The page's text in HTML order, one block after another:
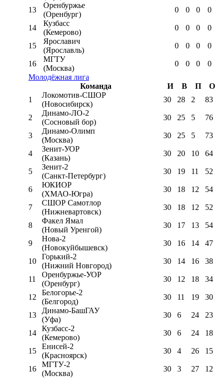
13
Оренбуржье
(Оренбург)
0 0 0 0
14
Кузбасс
(Кемерово)
0 0 0 0
15
Ярославич
(Ярославль)
0 0 0 0
16
МГТУ
(Москва)
0 0 0
0
Молодёжная лига
Команда
И В П
О
1
Локомотив-CШОР
(Новосибирск)
30 28 2 83
2
Динамо-ЛО-2
(Сосновый бор)
30 25 5 76
3
Динамо-Олимп
(Москва)
30 25 5 73
4
Зенит-УОР
(Казань)
30 20 10 64
5
Зенит-2
(Санкт-Петербург)
30 19 11 52
6
ЮКИОР
(ХМАО-Югра)
30 18 12 54
7
СШОР Самотлор
(Нижневартовск)
30 18 12 52
8
Факел Ямал
(Новый Уренгой)
30 17 13 54
9
Нова-2
(Новокуйбышевск)
30 16 14 47
10
Горький-2
(Нижний Новгород)
30 14 16 38
11
Оренбуржье-УОР
(Оренбург)
30 12 18 34
12
Белогорье-2
(Белгород)
30 11 19 30
13
Динамо-БашГАУ
(Уфа)
30 6 24 23
14
Кузбасс-2
(Кемерово)
30 6 24 18
15
Енисей-2
(Красноярск)
30 4 26 15
16
МГТУ-2
(Москва)
30 3 27 12